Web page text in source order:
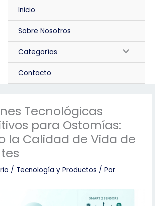
Inicio
Sobre Nosotros
Categorías Alternar
Contacto
Tecnológicas
para Ostomías:
la Calidad de Vida de
/ Tecnología y Productos / Por